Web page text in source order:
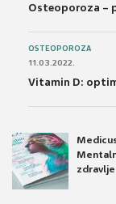
Osteoporoza –
OSTEOPOROZA
11.03.2022.
Vitamin D:
zdravlje